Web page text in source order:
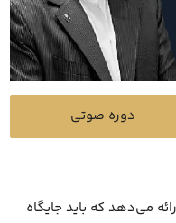
می‌دهد که باید جایگاه
دوره صوتی